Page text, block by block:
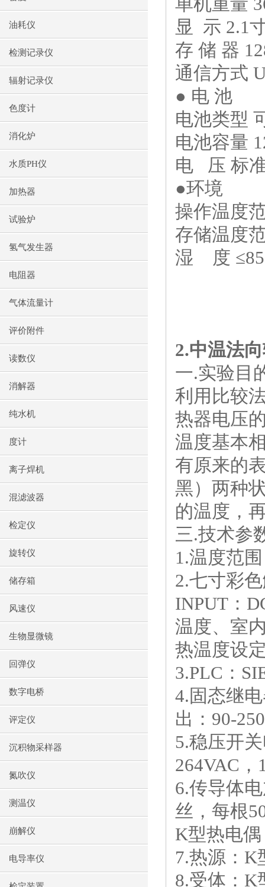
油耗仪
检测记录仪
辐射记录仪
色度计
消化炉
水质PH仪
加热器
试验炉
氢气发生器
电阻器
气体流量计
评价附件
读数仪
消解器
纯水机
度计
离子焊机
混滤波器
检定仪
旋转仪
储存箱
风速仪
生物显微镜
回弹仪
数字电桥
评定仪
沉积物采样器
氮吹仪
测温仪
崩解仪
电导率仪
显 示 2.1
存 储 器
通信方式
● 电 池
电池类型
电池容量
电
压 标
●环境
操作温度
存储温度
湿
度 ≤
2.中温法
一.实验目
利用比较
热器电压
温度基本
有原来的
黑）两种
的温度，
三.技术参
1.温度范
2.七寸彩
INPUT ：
温度、室
热温度设
3.PLC ：
4.固态继
出： 90-
5.稳压开
264VAC ，
6.传导体
丝，每根
K型热电
7.热源： K
8.受体： K